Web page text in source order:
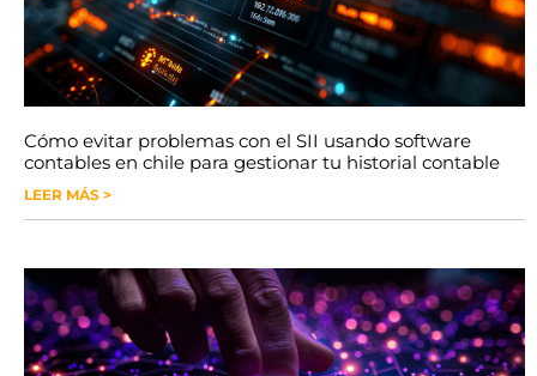
Cómo evitar problemas con el SII usando software
contables en chile para gestionar tu historial contable
LEER MÁS >